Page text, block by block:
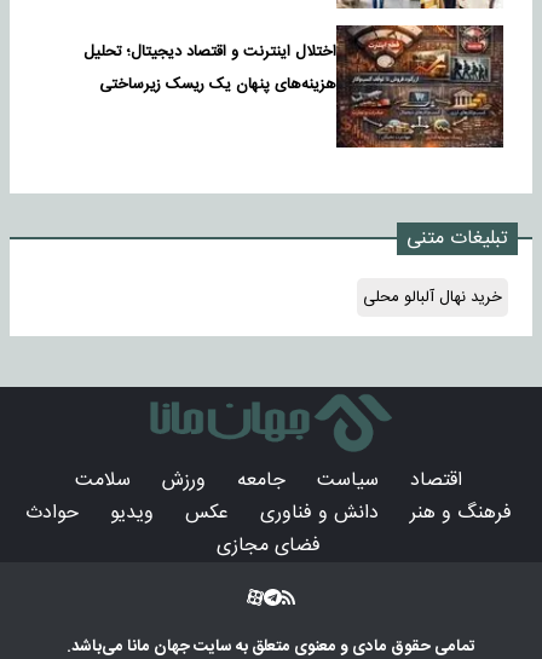
اختلال اینترنت و اقتصاد دیجیتال؛ تحلیل
هزینه‌های پنهان یک ریسک زیرساختی
تبلیغات متنی
خرید نهال آلبالو محلی
اقتصاد سیاست جامعه ورزش
سلامت
فرهنگ و هنر
دانش و فناوری عکس ویدیو
حوادث
فضای مجازی
تمامی حقوق مادی و معنوی متعلق به سایتجهان مانامی‌باشد.